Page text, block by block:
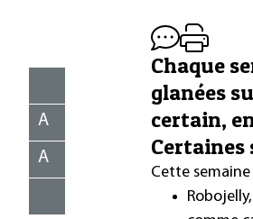
A
A
Chaque
glanées
certain,
Cette semaine